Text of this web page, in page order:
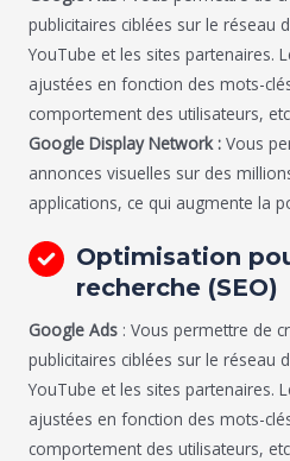
publicitaires ciblées sur le réseau
YouTube et les sites partenaires.
ajustées en fonction des mots-
comportement des utilisateurs,
Google Display Network : Vous
annonces visuelles sur des
applications, ce qui augmente la
Optimisation
recherche (SEO)
Google Ads : Vous permettre de
publicitaires ciblées sur le réseau
YouTube et les sites partenaires.
ajustées en fonction des mots-
comportement des utilisateurs,